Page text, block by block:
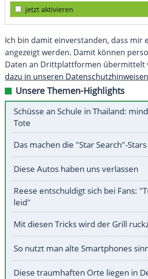
jetzt aktivieren
Ich bin damit einverstanden, dass mir
angezeigt werden. Damit können
Daten an Drittplattformen übermittelt
dazu in unseren
Unsere Themen-Highlights
Schüsse an Schule in Thailand:
Tote
Das machen die "Star Search"-
Diese Autos haben uns verlassen
Reese entschuldigt sich bei Fans:
leid"
Mit diesen Tricks wird der Grill
So nutzt man alte Smartphones
Diese traumhaften Orte liegen in